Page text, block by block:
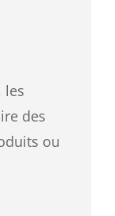
les
des
ou